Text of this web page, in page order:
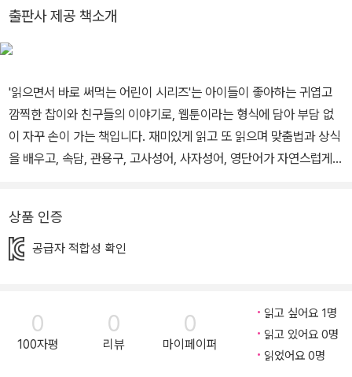
감정 표현》과 재미있게 상식을 배우는 《읽으면서 바로 써먹는 어린이
수수께끼》, 《읽으면서 바로 써먹는 어린이 퀴즈》, 《읽으면서 바로 써
즈》, 《읽으면서 바로 써먹는 어린이 공포의 수학 퍼즐》 등이 있습니
다.
출판사 제공 책소개
'읽으면서 바로 써먹는 어린이 시리즈'는 아이들이 좋아하는 귀엽고
깜찍한 찹이와 친구들의 이야기로, 웹툰이라는 형식에 담아 부담 없
이 자꾸 손이 가는 책입니다. 재미있게 읽고 또 읽으며 맞춤법과 상식
을 배우고, 속담, 관용구, 고사성어, 사자성어, 영단어가 자연스럽게
골라! 일상에서 자주 사용되는 속담, 관용구, 고사성어, 맞춤법 등을 1
00가지씩 골라 아이들의 눈높이에 맞춰 쏙쏙 이해하기 쉽게 설명하
래야, 떡볶이떡 뽀기가 등장해 아이들의 일상을 그대로 보여 주어 거
부감 없이 호기심 속에 사용법을 재미있게 배울 수 있습니다. 상식과
놀이를 한 번에! 놀이처럼 퀴즈와 수수께끼를 풀어 보며 생각과 상식
상품 인증
공급자 적합성 확인
0
100자평
0
리뷰
0
마이페이퍼
읽고 싶어요 1명
읽고 있어요 0명
읽었어요 0명